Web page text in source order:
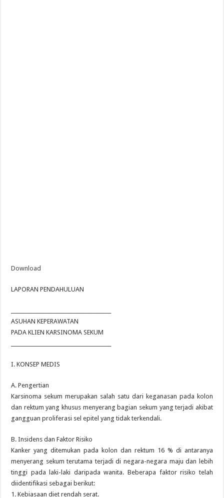
Download
LAPORAN PENDAHULUAN
ASUHAN KEPERAWATAN
PADA KLIEN KARSINOMA SEKUM
I. KONSEP MEDIS
A. Pengertian
Karsinoma sekum merupakan salah satu dari keganasan pada kolon
dan rektum yang khusus menyerang bagian sekum yang terjadi akibat
gangguan proliferasi sel epitel yang tidak terkendali.
B. Insidens dan Faktor Risiko
Kanker yang ditemukan pada kolon dan rektum 16 % di antaranya
menyerang sekum terutama terjadi di negara-negara maju dan lebih
tinggi pada laki-laki daripada wanita. Beberapa faktor risiko telah
diidentifikasi sebagai berikut:
1. Kebiasaan diet rendah serat.